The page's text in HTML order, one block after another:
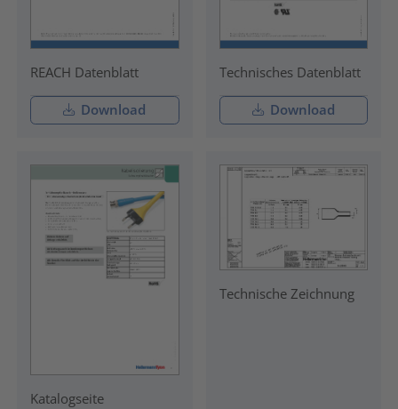
REACH Datenblatt
Download
Technisches Datenblatt
Download
Katalogseite
Technische Zeichnung